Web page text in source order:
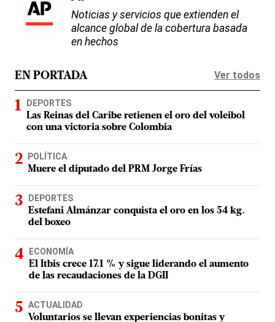
Noticias y servicios que extienden el
alcance global de la cobertura basada
en hechos
EN PORTADA Ver todos
DEPORTES
Las Reinas del Caribe retienen el oro del voleibol
con una victoria sobre Colombia
POLÍTICA
Muere el diputado del PRM Jorge Frías
DEPORTES
Estefani Almánzar conquista el oro en los 54 kg.
del boxeo
ECONOMÍA
El Itbis crece 17.1 % y sigue liderando el aumento
de las recaudaciones de la DGII
ACTUALIDAD
Voluntarios se llevan experiencias bonitas y